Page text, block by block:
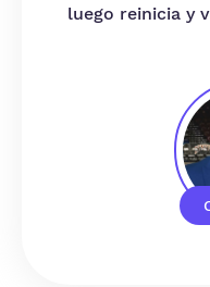
luego reinicia y